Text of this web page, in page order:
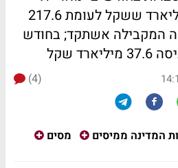
נאמדות בכ-264.9 מיליארד ששקל לעומת 217.6
המקבילה אשתקד; בחודש
שקל
(4)
המדינה ממיסים
מסים